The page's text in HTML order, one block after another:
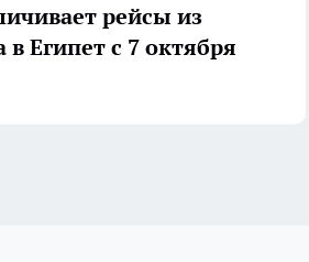
рейсы из
в Египет с 7 октября